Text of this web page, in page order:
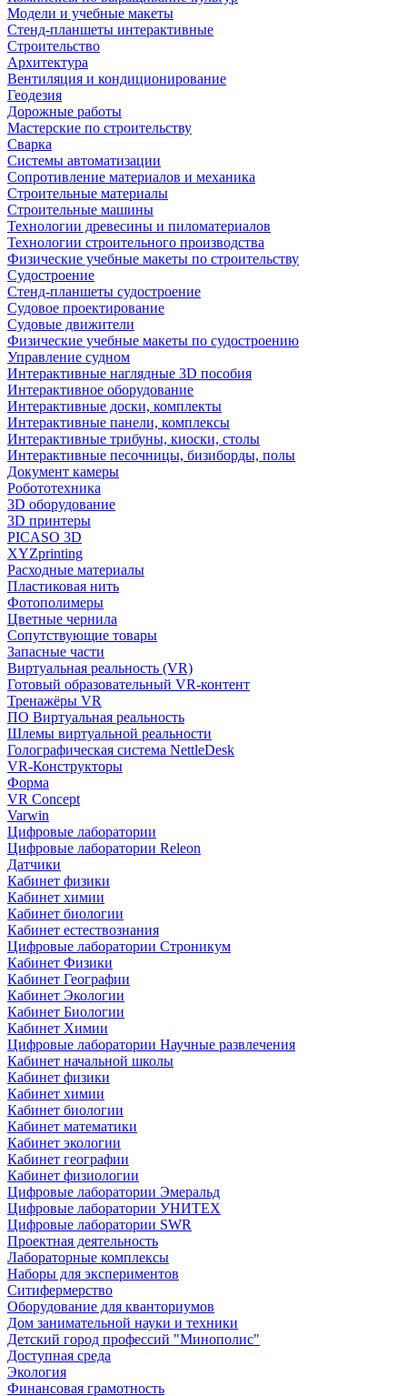
Модели и учебные макеты
Стенд-планшеты интерактивные
Строительство
Архитектура
Вентиляция и кондиционирование
Геодезия
Дорожные работы
Мастерские по строительству
Сварка
Системы автоматизации
Сопротивление материалов и механика
Строительные материалы
Строительные машины
Технологии древесины и пиломатериалов
Технологии строительного производства
Физические учебные макеты по строительству
Судостроение
Стенд-планшеты судостроение
Судовое проектирование
Судовые движители
Физические учебные макеты по судостроению
Управление судном
Интерактивные наглядные 3D пособия
Интерактивное оборудование
Интерактивные доски, комплекты
Интерактивные панели, комплексы
Интерактивные трибуны, киоски, столы
Интерактивные песочницы, бизиборды, полы
Документ камеры
Робототехника
3D оборудование
3D принтеры
PICASO 3D
XYZprinting
Расходные материалы
Пластиковая нить
Фотополимеры
Цветные чернила
Сопутствующие товары
Запасные части
Виртуальная реальность (VR)
Готовый образовательный VR-контент
Тренажёры VR
ПО Виртуальная реальность
Шлемы виртуальной реальности
Голографическая система NettleDesk
VR-Конструкторы
Форма
VR Concept
Varwin
Цифровые лаборатории
Цифровые лаборатории Releon
Датчики
Кабинет физики
Кабинет химии
Кабинет биологии
Кабинет естествознания
Цифровые лаборатории Строникум
Кабинет Физики
Кабинет Географии
Кабинет Экологии
Кабинет Биологии
Кабинет Химии
Цифровые лаборатории Научные развлечения
Кабинет начальной школы
Кабинет физики
Кабинет химии
Кабинет биологии
Кабинет математики
Кабинет экологии
Кабинет географии
Кабинет физиологии
Цифровые лаборатории Эмеральд
Цифровые лаборатории УНИТЕХ
Цифровые лаборатории SWR
Проектная деятельность
Лабораторные комплексы
Наборы для экспериментов
Ситифермерство
Оборудование для кванториумов
Дом занимательной науки и техники
Детский город профессий "Минополис"
Доступная среда
Экология
Финансовая грамотность